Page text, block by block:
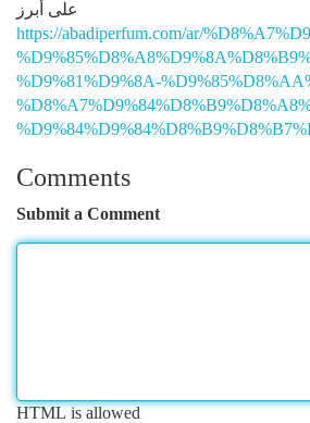
على أبرز
https://abadiperfum.com/ar/
%D9%81%D9%8A-
Comments
Submit a Comment
HTML is allowed